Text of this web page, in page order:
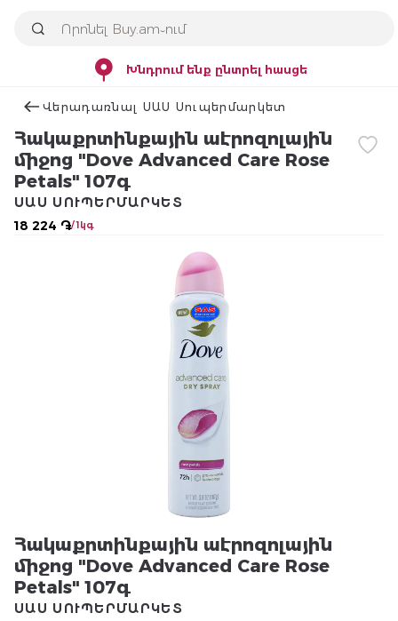
Խնդրում ենք ընտրել հասցե
Վերադառնալ ՍԱՍ Սուպերմարկետ
Հակաքրտինքային աէրոզոլային
միջոց "Dove Advanced Care Rose
Petals" 107գ
18 224 ֏/ 1կգ
ՍԱՍ ՍՈՒՊԵՐՄԱՐԿԵՏ
Հակաքրտինքային աէրոզոլային
միջոց "Dove Advanced Care Rose
Petals" 107գ
ՍԱՍ ՍՈՒՊԵՐՄԱՐԿԵՏ